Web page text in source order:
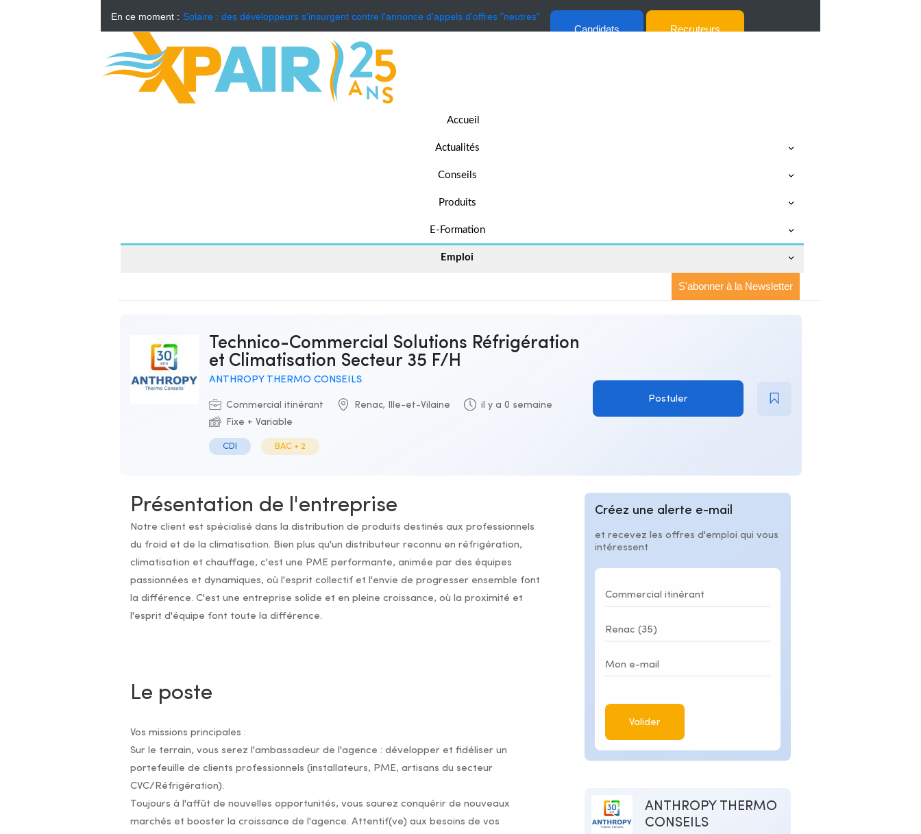
En ce moment : Solaire : des développeurs s'insurgent contre l'annonce d'appels d'offres "neutres"
Candidats Recruteurs
Accueil
Actualités
Conseils
Produits
E-Formation
Emploi
S'abonner à la Newsletter
Technico-Commercial Solutions Réfrigération
et Climatisation Secteur 35 F/H
ANTHROPY THERMO CONSEILS
Commercial itinérant Renac, Ille-et-Vilaine
il y a 0 semaine
Fixe + Variable
CDI BAC + 2
Postuler
Présentation de l'entreprise
Notre client est spécialisé dans la distribution de produits destinés aux professionnels
du froid et de la climatisation. Bien plus qu'un distributeur reconnu en réfrigération,
climatisation et chauffage, c'est une PME performante, animée par des équipes
passionnées et dynamiques, où l'esprit collectif et l'envie de progresser ensemble font
la différence. C'est une entreprise solide et en pleine croissance, où la proximité et
l'esprit d'équipe font toute la différence.
Le poste
Vos missions principales :
Sur le terrain, vous serez l'ambassadeur de l'agence : développer et fidéliser un
portefeuille de clients professionnels (installateurs, PME, artisans du secteur
CVC/Réfrigération).
Toujours à l'affût de nouvelles opportunités, vous saurez conquérir de nouveaux
marchés et booster la croissance de l'agence. Attentif(ve) aux besoins de vos
Créez une alerte e-mail
et recevez les offres d'emploi qui vous
intéressent
Valider
ANTHROPY THERMO
CONSEILS